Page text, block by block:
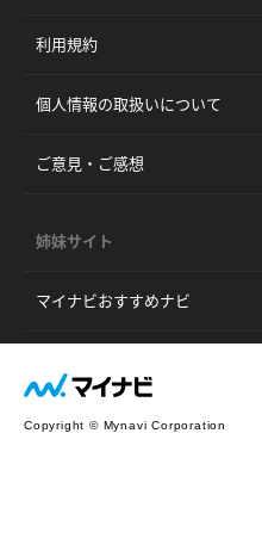
利用規約
個人情報の取扱いについて
ご意見・ご感想
姉妹サイト
マイナビおすすめナビ
Copyright © Mynavi Corporation